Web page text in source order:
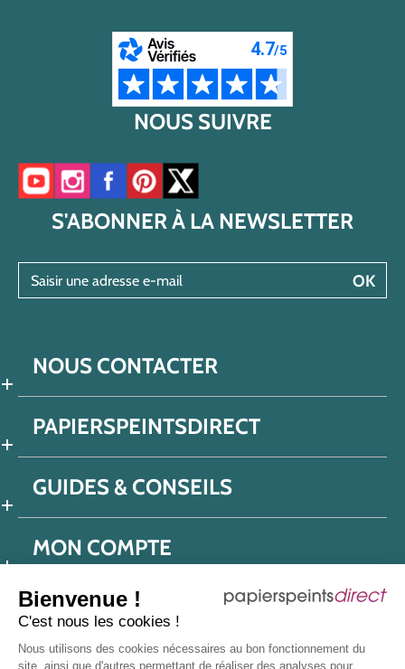
Bienvenue !
C'est nous les cookies !
Nous utilisons des cookies nécessaires au bon fonctionnement du
site, ainsi que d'autres permettant de réaliser des analyses pour
NOUS SUIVRE
Accéder à notre chaîne YouTube
Accéder à notre compte Instagram
Accéder à notre page Facebook
Accéder à notre compte Pinterest
Accéder à notre compte Twitter/X
S'ABONNER À LA NEWSLETTER
OK
NOUS CONTACTER
PAPIERSPEINTSDIRECT
GUIDES & CONSEILS
MON COMPTE
Politique de confidentialité
Mentions légales